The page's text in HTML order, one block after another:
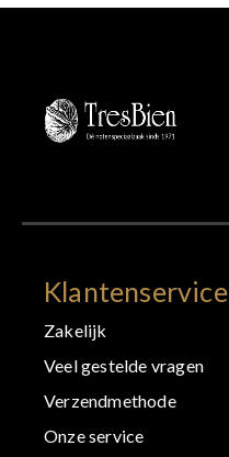
Klantenservice
Zakelijk
Veel gestelde vragen
Verzendmethode
Onze service